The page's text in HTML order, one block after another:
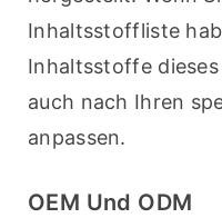
Inhaltsstoffliste
Inhaltsstoffe
auch nach Ihren
anpassen.
OEM Und ODM